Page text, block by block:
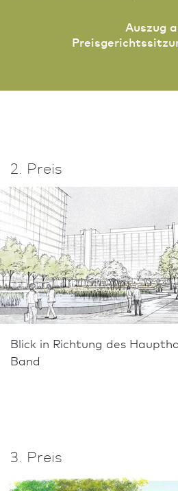
Auszug
2. Preis
Blick in Richtung des
Band
3. Preis